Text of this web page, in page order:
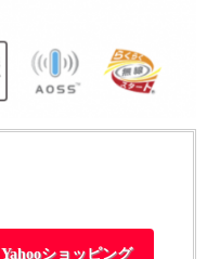
Yahooショッピング